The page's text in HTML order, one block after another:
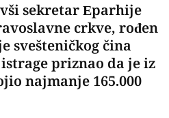
sekretar Eparhije
crkve, rođen
svešteničkog čina
priznao da je iz
najmanje 165.000